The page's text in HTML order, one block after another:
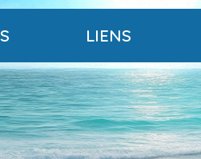
LIENS